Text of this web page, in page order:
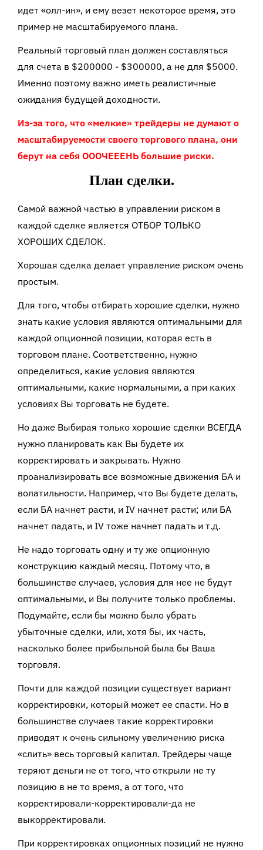
идет «олл-ин», и ему везет некоторое время, это
пример не масштабируемого плана.
Реальный торговый план должен составляться
для счета в $200000 - $300000, а не для $5000.
Именно поэтому важно иметь реалистичные
ожидания будущей доходности.
Из-за того, что «мелкие» трейдеры не думают о
масштабируемости своего торгового плана, они
берут на себя ОООЧЕЕЕНЬ большие риски.
План сделки.
Самой важной частью в управлении риском в
каждой сделке является ОТБОР ТОЛЬКО
ХОРОШИХ СДЕЛОК.
Хорошая сделка делает управление риском очень
простым.
Для того, чтобы отбирать хорошие сделки, нужно
знать какие условия являются оптимальными для
каждой опционной позиции, которая есть в
торговом плане. Соответственно, нужно
определиться, какие условия являются
оптимальными, какие нормальными, а при каких
условиях Вы торговать не будете.
Но даже Выбирая только хорошие сделки ВСЕГДА
нужно планировать как Вы будете их
корректировать и закрывать. Нужно
проанализировать все возможные движения БА и
волатильности. Например, что Вы будете делать,
если БА начнет расти, и IV начнет расти; или БА
начнет падать, и IV тоже начнет падать и т.д.
Не надо торговать одну и ту же опционную
конструкцию каждый месяц. Потому что, в
большинстве случаев, условия для нее не будут
оптимальными, и Вы получите только проблемы.
Подумайте, если бы можно было убрать
убыточные сделки, или, хотя бы, их часть,
насколько более прибыльной была бы Ваша
торговля.
Почти для каждой позиции существует вариант
корректировки, который может ее спасти. Но в
большинстве случаев такие корректировки
приводят к очень сильному увеличению риска
«слить» весь торговый капитал. Трейдеры чаще
теряют деньги не от того, что открыли не ту
позицию в не то время, а от того, что
корректировали-корректировали-да не
выкорректировали.
При корректировках опционных позиций не нужно